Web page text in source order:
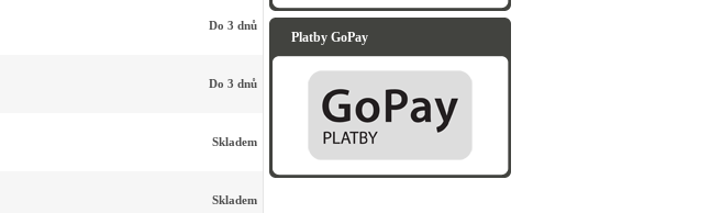
Do 3 dnů
Do 3 dnů
Skladem
Skladem
Platby GoPay